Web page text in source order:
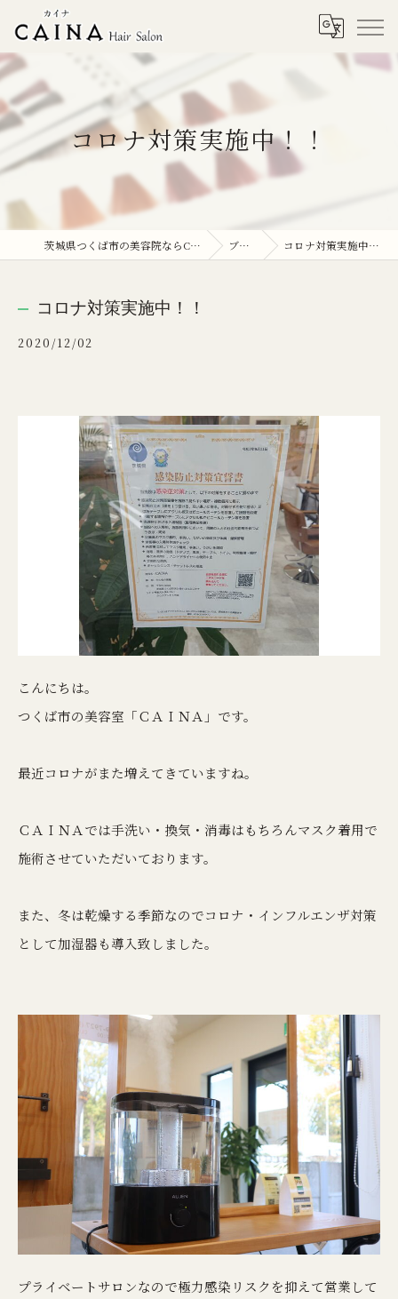
コロナ対策実施中！！
茨城県つくば市の美容院ならCAINA ブログ コロナ対策実施中！！
コロナ対策実施中！！
2020/12/02
こんにちは。
つくば市の美容室「ＣＡＩＮＡ」です。
最近コロナがまた増えてきていますね。
ＣＡＩＮＡでは手洗い・換気・消毒はもちろんマスク着用で
施術させていただいております。
また、冬は乾燥する季節なのでコロナ・インフルエンザ対策
として加湿器も導入致しました。
プライベートサロンなので極力感染リスクを抑えて営業して